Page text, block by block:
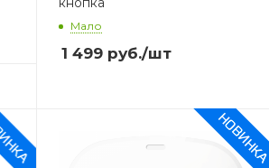
Мало
1 499руб./шт